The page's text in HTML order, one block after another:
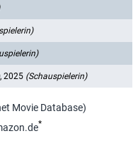
2025 (Schauspielerin)
Movie Database)
*